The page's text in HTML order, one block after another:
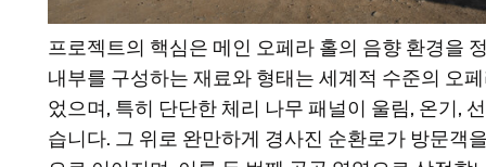
프로젝트의 핵심은 메인 오페라 홀의 음향 환경을
내부를 구성하는 재료와 형태는 세계적 수준의 오
었으며, 특히 단단한 체리 나무 패널이 울림, 온기,
습니다. 그 위로 완만하게 경사진 순환로가 방문객